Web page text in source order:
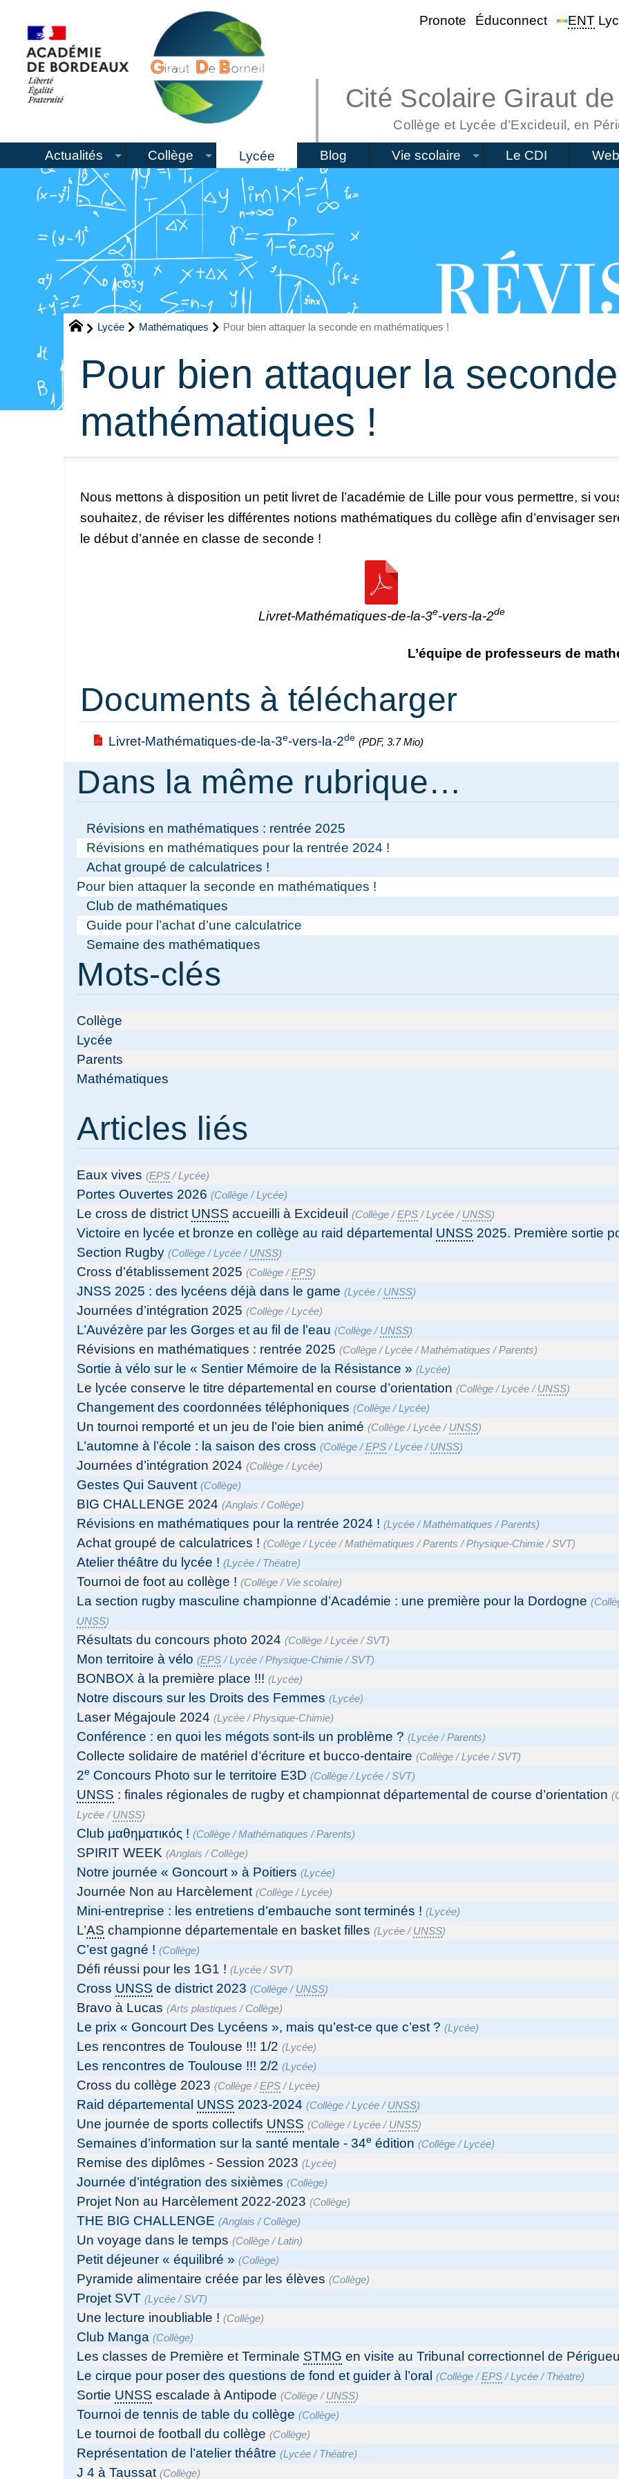
Pronote Éduconnect ENT
Cité Scolaire Giraut
Collège et Lycée d’Excideuil, en
Actualités Collège Lycée Blog Vie scolaire Le CDI
Lycée Mathématiques Pour bien attaquer la seconde en mathématiques !
Pour bien attaquer la
mathématiques !
Nous mettons à disposition un petit livret de l’académie de Lille pour vous permettre, si
souhaitez, de réviser les différentes notions mathématiques du collège afin d’envisager
le début d’année en classe de seconde !
Livret-Mathématiques-de-la-3e-vers-la-2de
L’équipe de professeurs de
Documents à télécharger
Livret-Mathématiques-de-la-3e-vers-la-2de (PDF, 3.7 Mio)
Dans la même rubrique…
Révisions en mathématiques : rentrée 2025
Révisions en mathématiques pour la rentrée 2024 !
Achat groupé de calculatrices !
Pour bien attaquer la seconde en mathématiques !
Club de mathématiques
Guide pour l’achat d’une calculatrice
Semaine des mathématiques
Mots-clés
Collège
Lycée
Parents
Mathématiques
Articles liés
Eaux vives (EPS /Lycée)
Portes Ouvertes 2026 (Collège /Lycée)
Le cross de district UNSS accueilli à Excideuil (Collège /EPS /Lycée /UNSS)
Victoire en lycée et bronze en collège au raid départemental UNSS 2025. Première sortie
Section Rugby (Collège /Lycée /UNSS)
Cross d’établissement 2025 (Collège /EPS)
JNSS 2025 : des lycéens déjà dans le game (Lycée /UNSS)
Journées d’intégration 2025 (Collège /Lycée)
L’Auvézère par les Gorges et au fil de l’eau (Collège /UNSS)
Révisions en mathématiques : rentrée 2025 (Collège /Lycée /Mathématiques /Parents)
Sortie à vélo sur le « Sentier Mémoire de la Résistance » (Lycée)
Le lycée conserve le titre départemental en course d’orientation (Collège /Lycée /UNSS)
Changement des coordonnées téléphoniques (Collège /Lycée)
Un tournoi remporté et un jeu de l’oie bien animé (Collège /Lycée /UNSS)
L’automne à l’école : la saison des cross (Collège /EPS /Lycée /UNSS)
Journées d’intégration 2024 (Collège /Lycée)
Gestes Qui Sauvent (Collège)
BIG CHALLENGE 2024 (Anglais /Collège)
Révisions en mathématiques pour la rentrée 2024 ! (Lycée /Mathématiques /Parents)
Achat groupé de calculatrices ! (Collège /Lycée /Mathématiques /Parents /Physique-Chimie /SVT)
Atelier théâtre du lycée ! (Lycée /Théatre)
Tournoi de foot au collège ! (Collège /Vie scolaire)
La section rugby masculine championne d’Académie : une première pour la Dordogne (
UNSS)
Résultats du concours photo 2024 (Collège /Lycée /SVT)
Mon territoire à vélo (EPS /Lycée /Physique-Chimie /SVT)
BONBOX à la première place !!! (Lycée)
Notre discours sur les Droits des Femmes (Lycée)
Laser Mégajoule 2024 (Lycée /Physique-Chimie)
Conférence : en quoi les mégots sont-ils un problème ? (Lycée /Parents)
Collecte solidaire de matériel d’écriture et bucco-dentaire (Collège /Lycée /SVT)
2e Concours Photo sur le territoire E3D (Collège /Lycée /SVT)
UNSS : finales régionales de rugby et championnat départemental de course d’orientation (
Lycée /UNSS)
Club μαθηματικός ! (Collège /Mathématiques /Parents)
SPIRIT WEEK (Anglais /Collège)
Notre journée « Goncourt » à Poitiers (Lycée)
Journée Non au Harcèlement (Collège /Lycée)
Mini-entreprise : les entretiens d’embauche sont terminés ! (Lycée)
L’AS championne départementale en basket filles (Lycée /UNSS)
C’est gagné ! (Collège)
Défi réussi pour les 1G1 ! (Lycée /SVT)
Cross UNSS de district 2023 (Collège /UNSS)
Bravo à Lucas (Arts plastiques /Collège)
Le prix « Goncourt Des Lycéens », mais qu’est-ce que c’est ? (Lycée)
Les rencontres de Toulouse !!! 1/2 (Lycée)
Les rencontres de Toulouse !!! 2/2 (Lycée)
Cross du collège 2023 (Collège /EPS /Lycée)
Raid départemental UNSS 2023-2024 (Collège /Lycée /UNSS)
Une journée de sports collectifs UNSS (Collège /Lycée /UNSS)
Semaines d’information sur la santé mentale - 34e édition (Collège /Lycée)
Remise des diplômes - Session 2023 (Lycée)
Journée d’intégration des sixièmes (Collège)
Projet Non au Harcèlement 2022-2023 (Collège)
THE BIG CHALLENGE (Anglais /Collège)
Un voyage dans le temps (Collège /Latin)
Petit déjeuner « équilibré » (Collège)
Pyramide alimentaire créée par les élèves (Collège)
Projet SVT (Lycée /SVT)
Une lecture inoubliable ! (Collège)
Club Manga (Collège)
Les classes de Première et Terminale STMG en visite au Tribunal correctionnel de
Le cirque pour poser des questions de fond et guider à l’oral (Collège /EPS /Lycée /Théatre)
Sortie UNSS escalade à Antipode (Collège /UNSS)
Tournoi de tennis de table du collège (Collège)
Le tournoi de football du collège (Collège)
Représentation de l’atelier théâtre (Lycée /Théatre)
J 4 à Taussat (Collège)